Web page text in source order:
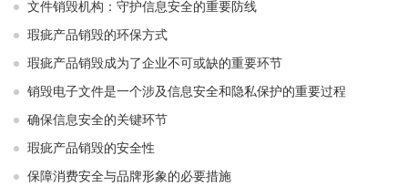
文件销毁机构：守护信息安全的重要防线
瑕疵产品销毁的环保方式
瑕疵产品销毁成为了企业不可或缺的重要环节
销毁电子文件是一个涉及信息安全和隐私保护的重要过程
确保信息安全的关键环节
瑕疵产品销毁的安全性
保障消费安全与品牌形象的必要措施